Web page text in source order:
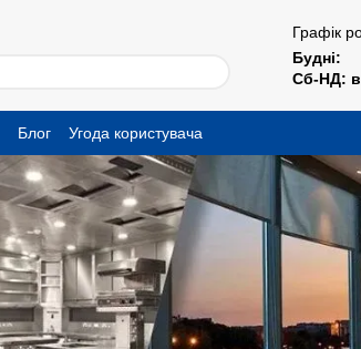
Графік
Будні:
Сб-НД:
Блог
Угода користувача